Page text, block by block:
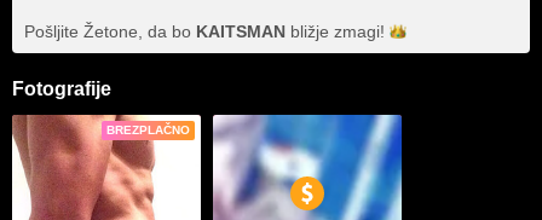
Pošljite Žetone, da bo KAITSMAN bližje zmagi!
Fotografije
BREZPLAČNO